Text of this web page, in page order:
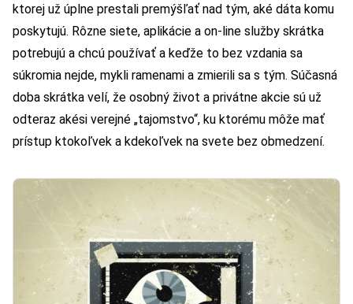
ktorej už úplne prestali premýšľať nad tým, aké dáta komu
poskytujú. Rôzne siete, aplikácie a on-line služby skrátka
potrebujú a chcú používať a keďže to bez vzdania sa
súkromia nejde, mykli ramenami a zmierili sa s tým. Súčasná
doba skrátka velí, že osobný život a privátne akcie sú už
odteraz akési verejné „tajomstvo“, ku ktorému môže mať
prístup ktokoľvek a kdekoľvek na svete bez obmedzení.